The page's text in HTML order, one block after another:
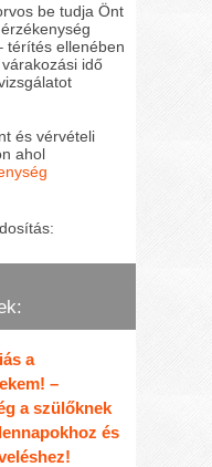
be tudja Önt
térítés ellenében
idő
és vérvételi
ahol
a
–
a szülőknek
és